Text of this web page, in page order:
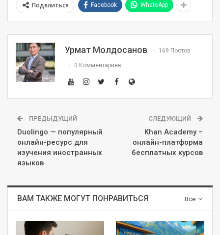
Поделиться Facebook WhatsApp
Урмат Молдосанов 169 Постов
0 Комментариев
ПРЕДЫДУЩИЙ
Duolingo — популярный
онлайн-ресурс для
изучения иностранных
языков
СЛЕДУЮЩИЙ
Khan Academy –
онлайн-платформа
бесплатных курсов
Все
ВАМ ТАКЖЕ МОГУТ ПОНРАВИТЬСЯ